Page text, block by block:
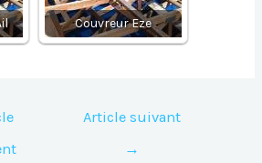
Couvreur Eze
Article suivant
→